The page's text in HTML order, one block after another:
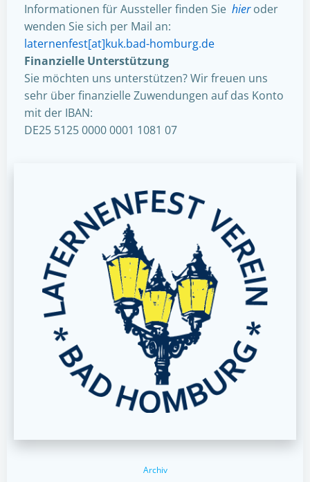
Informationen für Aussteller finden Sie hieroder
wenden Sie sich per Mail an:
laternenfest[at]kuk.bad-homburg.de
Finanzielle Unterstützung
Sie möchten uns unterstützen? Wir freuen uns
sehr über finanzielle Zuwendungen auf das Konto
mit der IBAN:
DE25 5125 0000 0001 1081 07
Archiv